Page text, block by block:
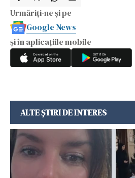
Urmăriți-ne și pe
Google News
și în aplicațiile mobile
ALTE ȘTIRI DE INTERES